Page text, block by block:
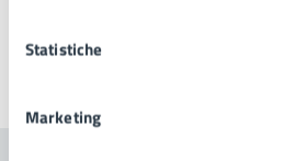
Statistiche
Marketing